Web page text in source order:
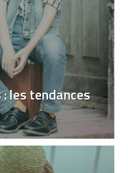
les tendances